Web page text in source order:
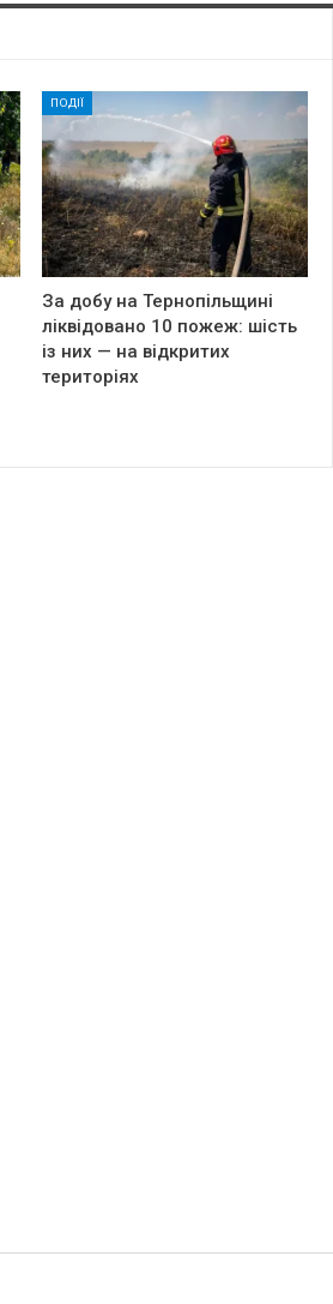
ПОДІЇ
За добу на Тернопільщині
ліквідовано 10 пожеж: шість
із них — на відкритих
територіях